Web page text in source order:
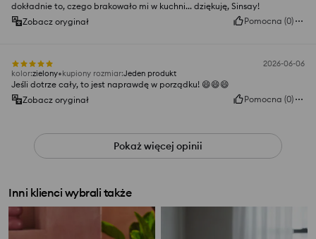
dokładnie to, czego brakowało mi w kuchni... dziękuję, Sinsay!
Zobacz oryginał
Pomocna (0)
2026-06-06
kolor:zielony kupiony rozmiar:Jeden produkt
Jeśli dotrze cały, to jest naprawdę w porządku! 😄😄😄
Zobacz oryginał
Pomocna (0)
Pokaż więcej opinii
Inni klienci wybrali także